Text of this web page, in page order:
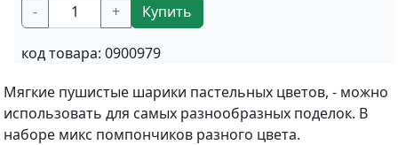
-
+ Купить
код товара: 0900979
Мягкие пушистые шарики пастельных цветов, - можно
использовать для самых разнообразных поделок. В
наборе микс помпончиков разного цвета.